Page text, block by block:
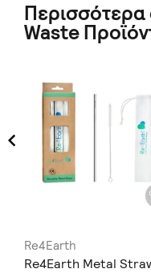
Waste
Re4Earth
Re4Earth Metal